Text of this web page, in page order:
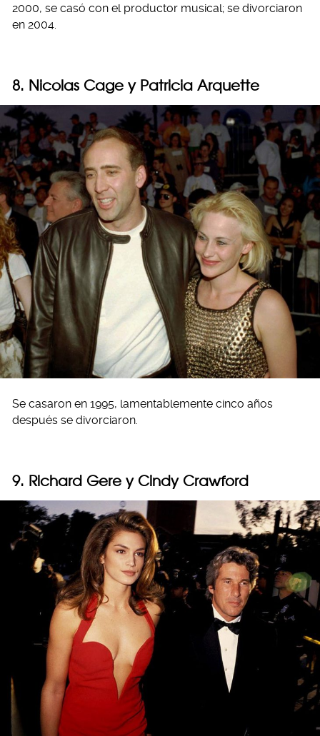
2000, se casó con el productor musical; se divorciaron
en 2004.
8. Nicolas Cage y Patricia Arquette
Se casaron en 1995, lamentablemente cinco años
después se divorciaron.
9. Richard Gere y Cindy Crawford